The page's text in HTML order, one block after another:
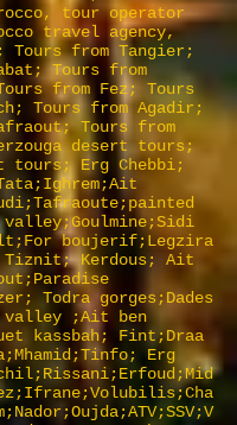
tour operator
travel agency,
from Tangier;
Tours from
from Fez; Tours
Tours from Agadir;
Tours from
desert tours;
tours; Erg Chebbi;
valley;Goulmine;Sidi
boujerif;Legzira
Tiznit; Kerdous; Ait
Todra gorges;Dades
valley ;Ait ben
kassbah; Fint;Draa
Erg